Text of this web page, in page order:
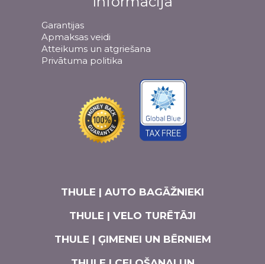
Garantijas
Apmaksas veidi
Atteikums un atgriešana
Privātuma politika
THULE | AUTO BAGĀŽNIEKI
THULE | VELO TURĒTĀJI
THULE | ĢIMENEI UN BĒRNIEM